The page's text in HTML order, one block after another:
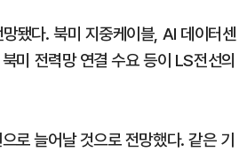
됐다. 북미 지중케이블, AI 데이터센
미 전력망 연결 수요 등이 LS전선의
늘어날 것으로 전망했다. 같은 기